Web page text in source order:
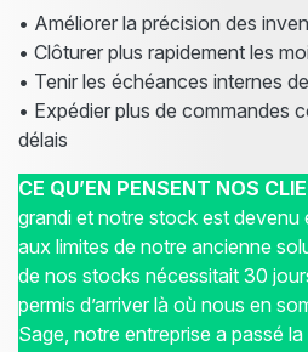
• Améliorer la précision des
• Clôturer plus rapidement les
• Tenir les échéances internes
• Expédier plus de commandes
délais
CE QU’EN PENSENT NOS
grandi et notre stock est devenu
aux limites de notre ancienne
de nos stocks nécessitait 30
permis d’arriver là où nous en
Sage, notre entreprise a passé